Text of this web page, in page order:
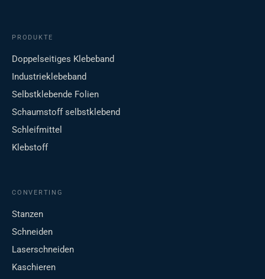
PRODUKTE
Doppelseitiges Klebeband
Industrieklebeband
Selbstklebende Folien
Schaumstoff selbstklebend
Schleifmittel
Klebstoff
CONVERTING
Stanzen
Schneiden
Laserschneiden
Kaschieren